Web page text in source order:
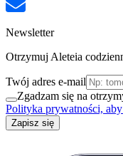
Newsletter
Otrzymuj Aleteia
Twój adres e-mail
Zgadzam się na
Polityka prywatności,
Zapisz się